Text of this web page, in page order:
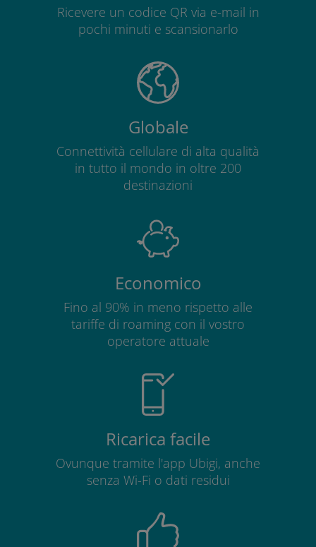
Ricevere un codice QR via e-mail in
pochi minuti e scansionarlo
Globale
Connettività cellulare di alta qualità
in tutto il mondo in oltre 200
destinazioni
Economico
Fino al 90% in meno rispetto alle
tariffe di roaming con il vostro
operatore attuale
Ricarica facile
Ovunque tramite l'app Ubigi, anche
senza Wi-Fi o dati residui